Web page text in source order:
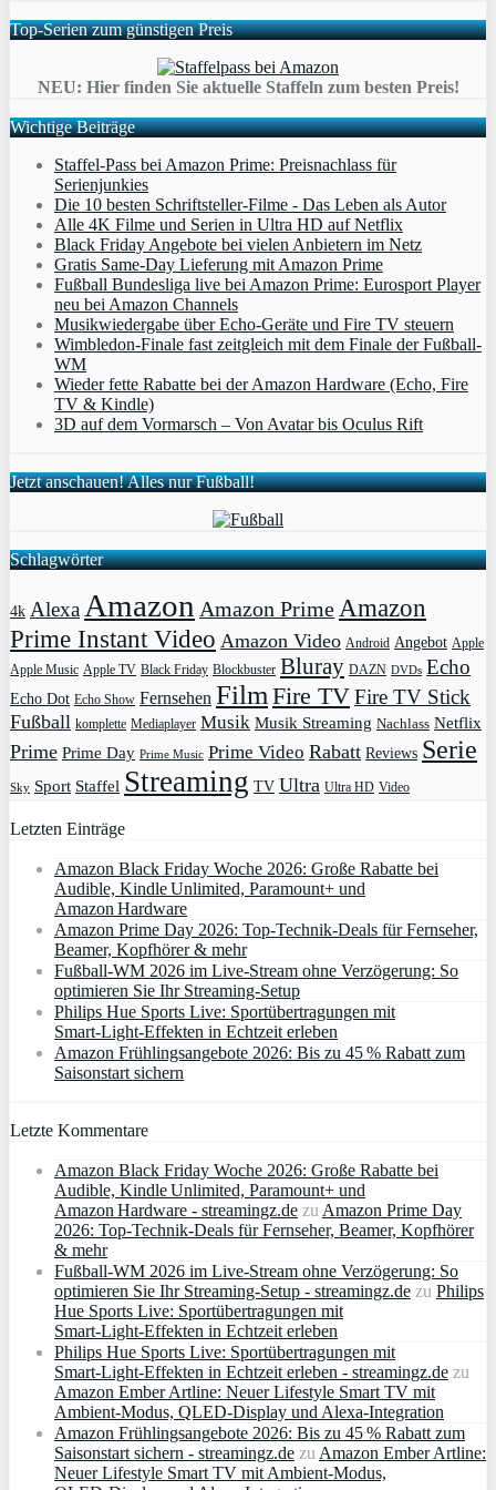
Top-Serien zum günstigen Preis
NEU: Hier finden Sie aktuelle Staffeln zum besten Preis!
Wichtige Beiträge
Staffel-Pass bei Amazon Prime: Preisnachlass für
Serienjunkies
Die 10 besten Schriftsteller-Filme - Das Leben als Autor
Alle 4K Filme und Serien in Ultra HD auf Netflix
Black Friday Angebote bei vielen Anbietern im Netz
Gratis Same-Day Lieferung mit Amazon Prime
Fußball Bundesliga live bei Amazon Prime: Eurosport Player
neu bei Amazon Channels
Musikwiedergabe über Echo-Geräte und Fire TV steuern
Wimbledon-Finale fast zeitgleich mit dem Finale der Fußball-
WM
Wieder fette Rabatte bei der Amazon Hardware (Echo, Fire
TV & Kindle)
3D auf dem Vormarsch – Von Avatar bis Oculus Rift
Jetzt anschauen! Alles nur Fußball!
Schlagwörter
4k Alexa Amazon Amazon Prime Amazon
Prime Instant Video Amazon Video Android Angebot Apple
Apple Music Apple TV Black Friday Blockbuster Bluray DAZN DVDs Echo
Echo Dot Echo Show Fernsehen Film Fire TVFire TV Stick
Fußball komplette Mediaplayer Musik Musik Streaming Nachlass Netflix
Prime Prime Day Prime Music Prime Video Rabatt Reviews Serie
Sky Sport Staffel Streaming TV Ultra Ultra HD Video
Letzten Einträge
Amazon Black Friday Woche 2026: Große Rabatte bei
Audible, Kindle Unlimited, Paramount+ und
Amazon Hardware
Amazon Prime Day 2026: Top-Technik-Deals für Fernseher,
Beamer, Kopfhörer & mehr
Fußball-WM 2026 im Live-Stream ohne Verzögerung: So
optimieren Sie Ihr Streaming-Setup
Philips Hue Sports Live: Sportübertragungen mit
Smart‑Light‑Effekten in Echtzeit erleben
Amazon Frühlingsangebote 2026: Bis zu 45 % Rabatt zum
Saisonstart sichern
Letzte Kommentare
Amazon Black Friday Woche 2026: Große Rabatte bei
Audible, Kindle Unlimited, Paramount+ und
Amazon Hardware - streamingz.de zu Amazon Prime Day
2026: Top-Technik-Deals für Fernseher, Beamer, Kopfhörer
& mehr
Fußball-WM 2026 im Live-Stream ohne Verzögerung: So
optimieren Sie Ihr Streaming-Setup - streamingz.de zu Philips
Hue Sports Live: Sportübertragungen mit
Smart‑Light‑Effekten in Echtzeit erleben
Philips Hue Sports Live: Sportübertragungen mit
Smart‑Light‑Effekten in Echtzeit erleben - streamingz.de zu
Amazon Ember Artline: Neuer Lifestyle Smart TV mit
Ambient‑Modus, QLED‑Display und Alexa‑Integration
Amazon Frühlingsangebote 2026: Bis zu 45 % Rabatt zum
Saisonstart sichern - streamingz.de zu Amazon Ember Artline:
Neuer Lifestyle Smart TV mit Ambient‑Modus,